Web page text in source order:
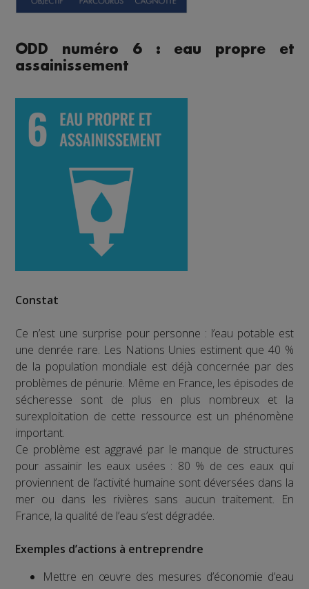
ODD numéro 6 : eau propre et
assainissement
Constat
Ce n’est une surprise pour personne : l’eau potable est
une denrée rare. Les Nations Unies estiment que 40 %
de la population mondiale est déjà concernée par des
problèmes de pénurie. Même en France, les épisodes de
sécheresse sont de plus en plus nombreux et la
surexploitation de cette ressource est un phénomène
important.
Ce problème est aggravé par le manque de structures
pour assainir les eaux usées : 80 % de ces eaux qui
proviennent de l’activité humaine sont déversées dans la
mer ou dans les rivières sans aucun traitement. En
France, la qualité de l’eau s’est dégradée.
Exemples d’actions à entreprendre
Mettre en œuvre des mesures d’économie d’eau